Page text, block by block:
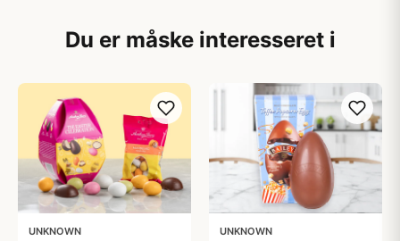
Du er måske interesseret i
UNKNOWN UNKNOWN